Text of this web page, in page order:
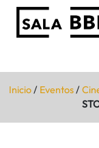
Inicio/ Eventos/